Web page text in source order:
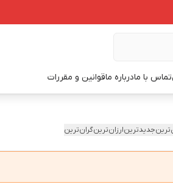
تماس با مادرباره ماقوانین و مقررات
جدیدترینارزان‌ترینگران‌ترین